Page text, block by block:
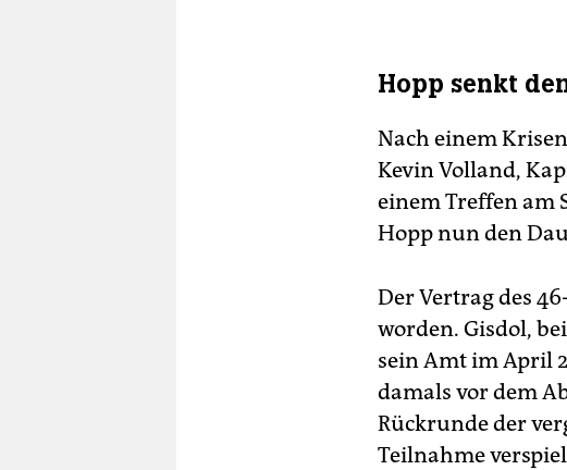
Hopp senkt
Nach einem
Kevin Volland,
einem Treffen am
Hopp nun den
Der Vertrag des
worden. Gisdol,
sein Amt im April
damals vor dem
Rückrunde der
Teilnahme